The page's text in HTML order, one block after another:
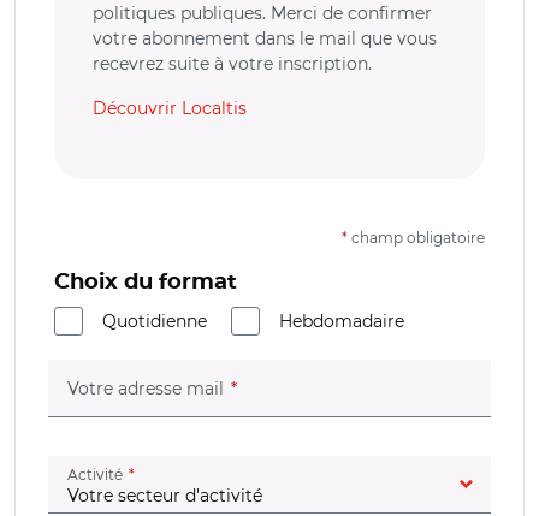
politiques publiques. Merci de confirmer
votre abonnement dans le mail que vous
recevrez suite à votre inscription.
Découvrir Localtis
* champ obligatoire
Choix du format
Quotidienne
Hebdomadaire
Votre adresse mail (champ obligatoire)
Activité (champ obligatoire)